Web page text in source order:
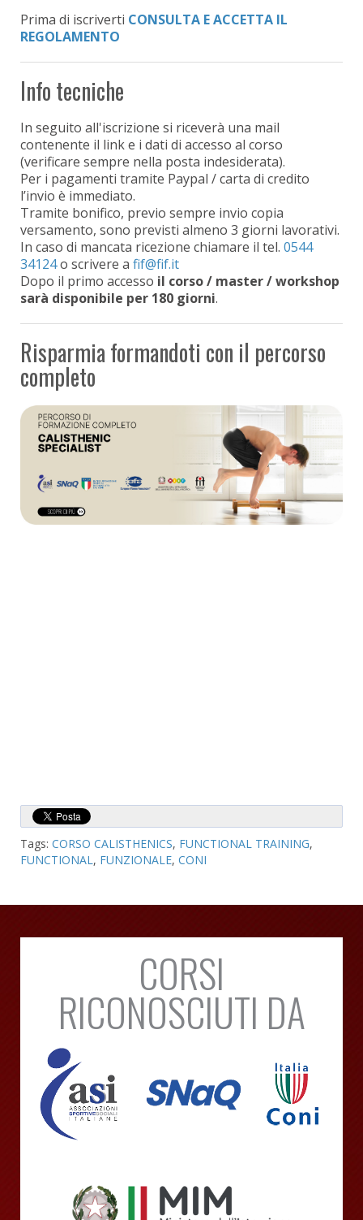
Prima di iscriverti CONSULTA E ACCETTA IL
REGOLAMENTO
Info tecniche
In seguito all'iscrizione si riceverà una mail
contenente il link e i dati di accesso al corso
(verificare sempre nella posta indesiderata).
Per i pagamenti tramite Paypal / carta di credito
l’invio è immediato.
Tramite bonifico, previo sempre invio copia
versamento, sono previsti almeno 3 giorni lavorativi.
In caso di mancata ricezione chiamare il tel. 0544
34124o scrivere a
Dopo il primo accesso il corso / master / workshop
sarà disponibile per 180 giorni.
Risparmia formandoti con il percorso
completo
Tags: CORSO CALISTHENICS, FUNCTIONAL TRAINING,
FUNCTIONAL , FUNZIONALE, CONI
CORSI
RICONOSCIUTI DA